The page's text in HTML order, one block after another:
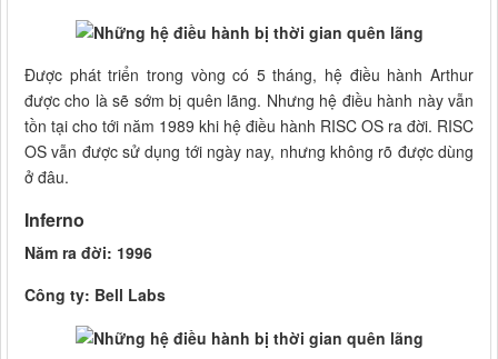
Được phát triển trong vòng có 5 tháng, hệ điều hành Arthur
được cho là sẽ sớm bị quên lãng. Nhưng hệ điều hành này vẫn
tồn tại cho tới năm 1989 khi hệ điều hành RISC OS ra đời. RISC
OS vẫn được sử dụng tới ngày nay, nhưng không rõ được dùng
ở đâu.
Inferno
Năm ra đời: 1996
Công ty: Bell Labs